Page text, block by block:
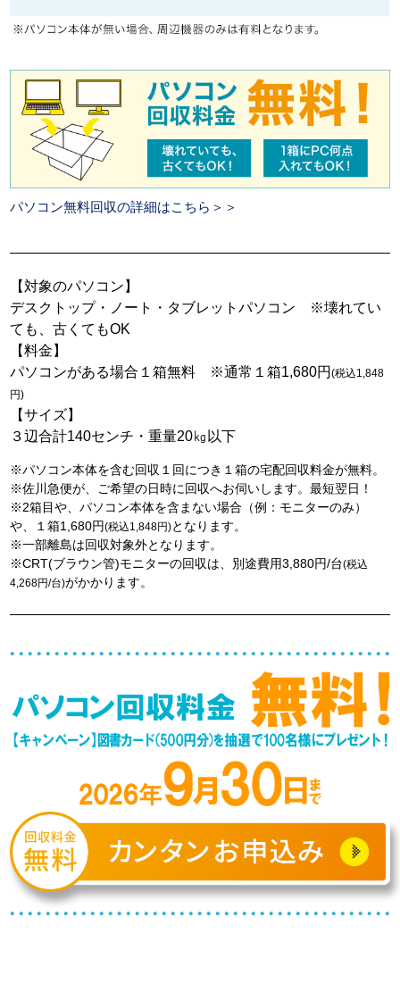
パソコン無料回収の詳細はこちら＞＞
【対象のパソコン】
デスクトップ・ノート・タブレットパソコン ※壊れてい
ても、古くてもOK
【料金】
パソコンがある場合１箱無料 ※通常１箱1,680円(税込1,848
円)
【サイズ】
３辺合計140センチ・重量20㎏以下
※パソコン本体を含む回収１回につき１箱の宅配回収料金が無料。
※佐川急便が、ご希望の日時に回収へお伺いします。最短翌日！
※2箱目や、パソコン本体を含まない場合（例：モニターのみ）
や、１箱1,680円(税込1,848円)となります。
※一部離島は回収対象外となります。
※CRT(ブラウン管)モニターの回収は、別途費用3,880円/台(税込
4,268円/台)がかかります。